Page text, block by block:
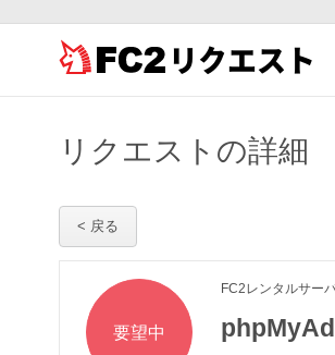
リクエスト
リクエストの詳細
< 戻る
要望中
FC2レンタルサー